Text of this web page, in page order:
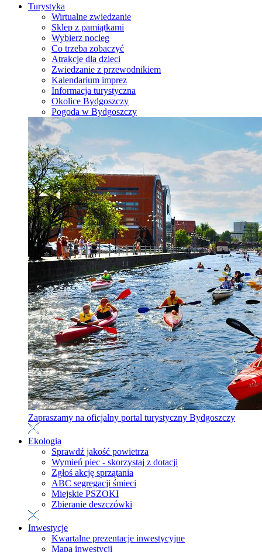
Turystyka
Wirtualne zwiedzanie
Sklep z pamiątkami
Wybierz nocleg
Co trzeba zobaczyć
Atrakcje dla dzieci
Zwiedzanie z przewodnikiem
Kalendarium imprez
Informacja turystyczna
Okolice Bydgoszczy
Pogoda w Bydgoszczy
Zapraszamy na oficjalny portal turystyczny Bydgoszczy
Ekologia
Sprawdź jakość powietrza
Wymień piec - skorzystaj z dotacji
Zgłoś akcję sprzątania
ABC segregacji śmieci
Miejskie PSZOKI
Zbieranie deszczówki
Inwestycje
Kwartalne prezentacje inwestycyjne
Mapa inwestycji